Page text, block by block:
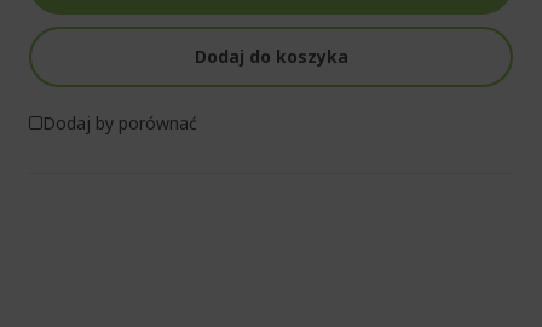
Dodaj do koszyka
Dodaj by porównać